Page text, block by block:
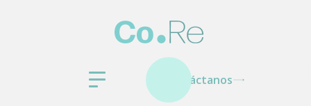
Contáctanos